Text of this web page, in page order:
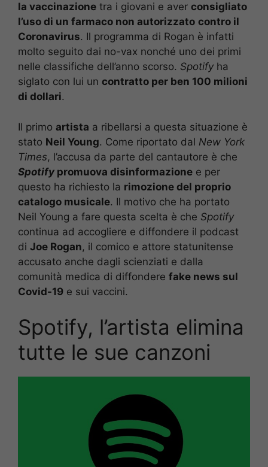
la vaccinazione tra i giovani e aver consigliato
l’uso di un farmaco non autorizzato contro il
Coronavirus. Il programma di Rogan è infatti
molto seguito dai no-vax nonché uno dei primi
nelle classifiche dell’anno scorso. Spotify ha
siglato con lui un contratto per ben 100 milioni
di dollari.
Il primo artista a ribellarsi a questa situazione è
stato Neil Young. Come riportato dal New York
Times, l’accusa da parte del cantautore è che
Spotify promuova disinformazione e per
questo ha richiesto la rimozione del proprio
catalogo musicale. Il motivo che ha portato
Neil Young a fare questa scelta è che Spotify
continua ad accogliere e diffondere il podcast
di Joe Rogan, il comico e attore statunitense
accusato anche dagli scienziati e dalla
comunità medica di diffondere fake news sul
Covid-19 e sui vaccini.
Spotify, l’artista elimina
tutte le sue canzoni